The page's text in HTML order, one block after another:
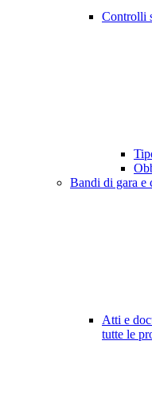
Controlli
Bandi di gara e
Atti e
tutte le